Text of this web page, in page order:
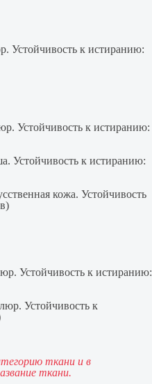
Устойчивость к истиранию:
Устойчивость к истиранию:
Устойчивость к истиранию:
кожа. Устойчивость
Устойчивость к истиранию:
Устойчивость к
ткани и в
ткани.